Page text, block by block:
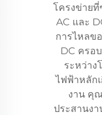
โครงข่าย
AC และ
การไหลข
DC ครอ
ระหว่า
ไฟฟ้าหลัก
งาน คุ
ประสานง